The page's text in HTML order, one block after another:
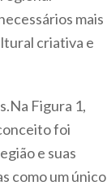
mais
criativa e
Figura 1,
foi
e suas
como um único